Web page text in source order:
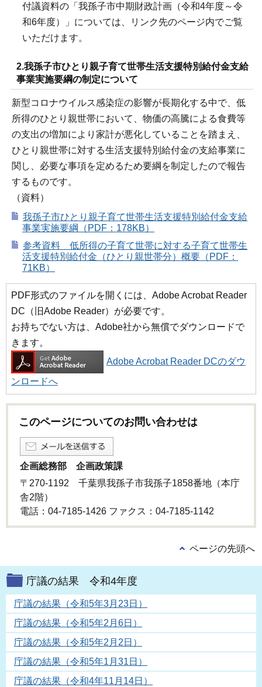
付議資料の「我孫子市中期財政計画（令和4年度～令
和6年度）」については、リンク先のページ内でご覧
いただけます。
2.我孫子市ひとり親子育て世帯生活支援特別給付金支給
事業実施要綱の制定について
新型コロナウイルス感染症の影響が長期化する中で、低
所得のひとり親世帯において、物価の高騰による食費等
の支出の増加により家計が悪化していることを踏まえ、
ひとり親世帯に対する生活支援特別給付金の支給事業に
関し、必要な事項を定めるため要綱を制定したので報告
するものです。
（資料）
我孫子市ひとり親子育て世帯生活支援特別給付金支給
事業実施要綱（PDF：178KB）
参考資料 低所得の子育て世帯に対する子育て世帯生
活支援特別給付金（ひとり親世帯分）概要（PDF：
71KB）
PDF形式のファイルを開くには、Adobe Acrobat Reader
DC（旧Adobe Reader）が必要です。
お持ちでない方は、Adobe社から無償でダウンロードで
きます。
Adobe Acrobat Reader DCのダウ
ンロードへ
このページについてのお問い合わせは
企画総務部 企画政策課
〒270-1192 千葉県我孫子市我孫子1858番地（本庁
舎2階）
電話：04-7185-1426 ファクス：04-7185-1142
ページの先頭へ
庁議の結果 令和4年度
庁議の結果（令和5年3月23日）
庁議の結果（令和5年2月6日）
庁議の結果（令和5年2月2日）
庁議の結果（令和5年1月31日）
庁議の結果（令和4年11月14日）